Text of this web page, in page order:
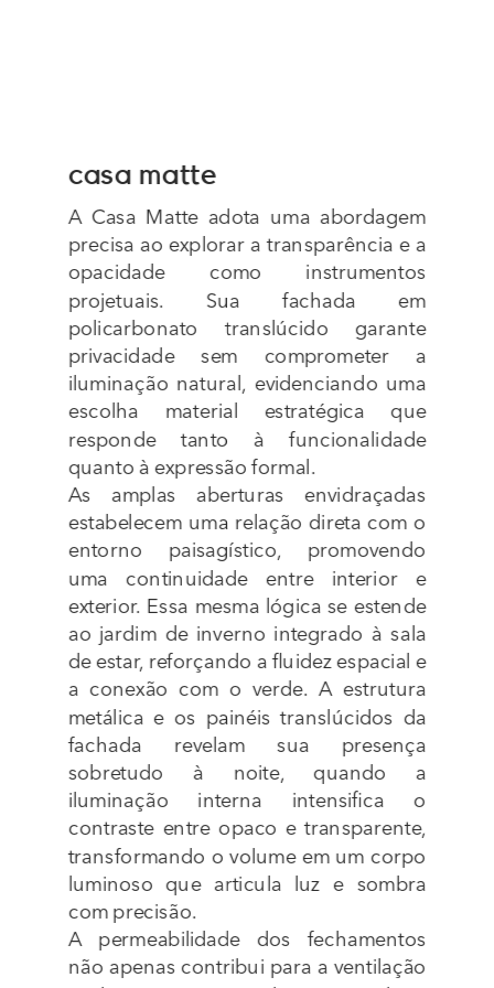
casa matte
A Casa Matte adota uma abordagem
precisa ao explorar a transparência e a
opacidade como instrumentos
projetuais. Sua fachada em
policarbonato translúcido garante
privacidade sem comprometer a
iluminação natural, evidenciando uma
escolha material estratégica que
responde tanto à funcionalidade
quanto à expressão formal.
As amplas aberturas envidraçadas
estabelecem uma relação direta com o
entorno paisagístico, promovendo
uma continuidade entre interior e
exterior. Essa mesma lógica se estende
ao jardim de inverno integrado à sala
de estar, reforçando a fluidez espacial e
a conexão com o verde. A estrutura
metálica e os painéis translúcidos da
fachada revelam sua presença
sobretudo à noite, quando a
iluminação interna intensifica o
contraste entre opaco e transparente,
transformando o volume em um corpo
luminoso que articula luz e sombra
com precisão.
A permeabilidade dos fechamentos
não apenas contribui para a ventilação